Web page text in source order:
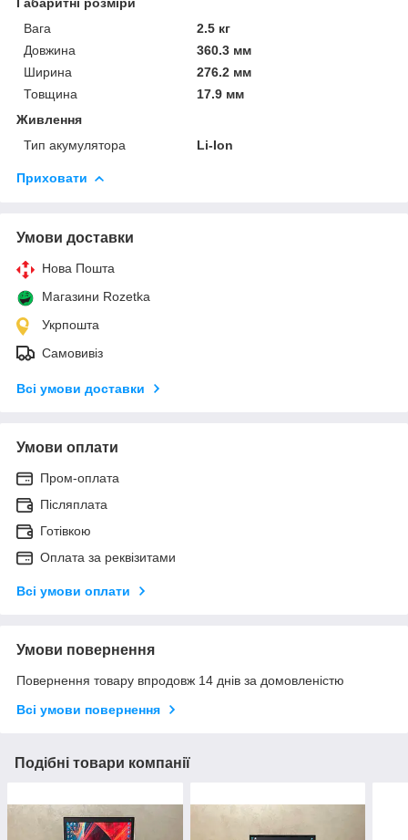
Вага
2.5 кг
Довжина
360.3 мм
Ширина
276.2 мм
Товщина
17.9 мм
Живлення
Тип акумулятора
Li-Ion
Приховати
Умови доставки
Нова Пошта
Магазини Rozetka
Укрпошта
Самовивіз
Всі умови доставки
Умови оплати
Пром-оплата
Післяплата
Готівкою
Оплата за реквізитами
Всі умови оплати
Умови повернення
Повернення товару впродовж 14 днів за домовленістю
Всі умови повернення
Подібні товари компанії